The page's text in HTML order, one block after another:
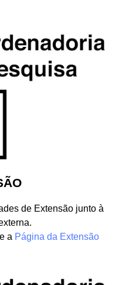
de Extensão junto à
a Página da Extensão